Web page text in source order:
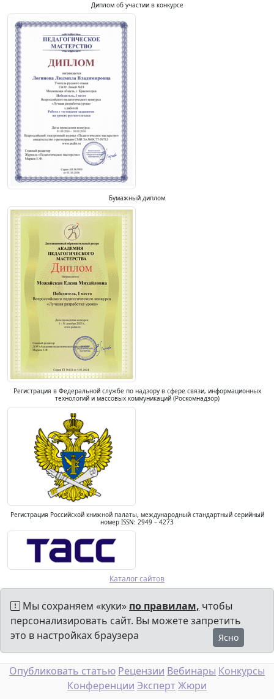
Диплом об участии в конкурсе
Бумажный диплом
Регистрация в Федеральной службе по надзору в сфере связи, информационных
технологий и массовых коммуникаций (Роскомнадзор)
Регистрация Российской книжной палаты, международный стандартный серийный
номер ISSN: 2949 – 4273
Каталог сайтов
Мы сохраняем «куки» по правилам, чтобы
персонализировать сайт. Вы можете запретить
это в настройках браузера
Ясно
Опубликовать статью Рецензии Вебинары Конкурсы
Конференции ЭкспертЖюри